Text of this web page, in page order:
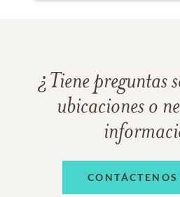
¿Tiene preguntas
ubicaciones o